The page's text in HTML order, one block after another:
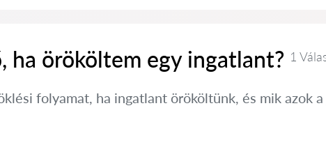
ha örököltem egy ingatlant? 1
folyamat, ha ingatlant örököltünk, és mik azok